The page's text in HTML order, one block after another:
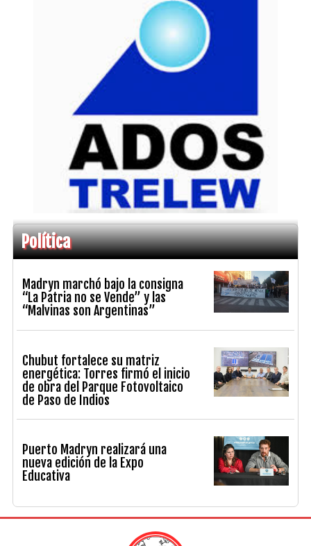
Política
Madryn marchó bajo la consigna
“La Patria no se Vende” y las
“Malvinas son Argentinas”
Chubut fortalece su matriz
energética: Torres firmó el inicio
de obra del Parque Fotovoltaico
de Paso de Indios
Puerto Madryn realizará una
nueva edición de la Expo
Educativa